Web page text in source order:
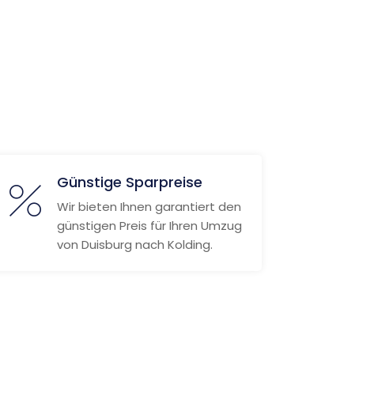
Günstige Sparpreise
Wir bieten Ihnen garantiert den
günstigen Preis für Ihren Umzug
von Duisburg nach Kolding.